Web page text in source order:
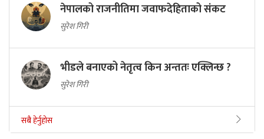
नेपालको राजनीतिमा जवाफदेहिताको संकट
सुरेश गिरी
भीडले बनाएको नेतृत्व किन अन्ततः एक्लिन्छ ?
सुरेश गिरी
सबै हेर्नुहोस